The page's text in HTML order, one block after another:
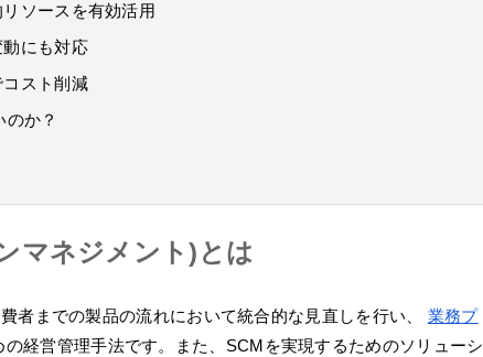
ソースを有効活用
にも対応
スト削減
か？
マネジメント)とは
者までの製品の流れにおいて統合的な見直しを行い、 業務プ
経営管理手法です。また、SCMを実現するためのソリューシ